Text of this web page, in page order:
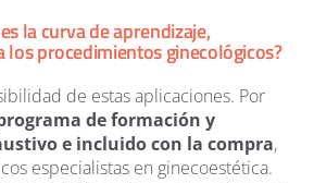
la curva de aprendizaje,
los procedimientos ginecológicos?
de estas aplicaciones. Por
de formación y
e incluido con la compra,
especialistas en ginecoestética.